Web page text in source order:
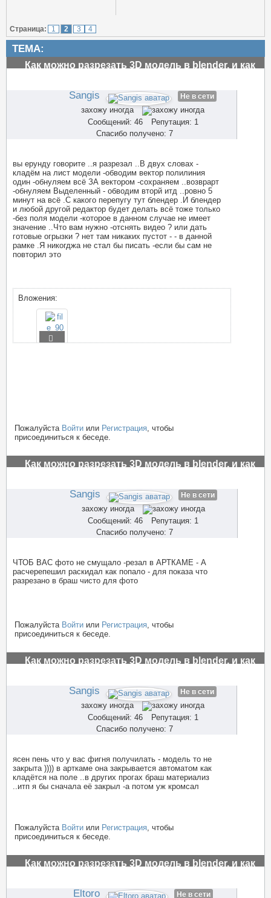
Страница: 1 2 3 4
ТЕМА:
Как можно разрезать 3D модель в blender, и как
Sangis Не в сети
захожу иногда
Сообщений: 46
Репутация: 1
Спасибо получено: 7
вы ерунду говорите ..я разрезал ..В двух словах -
кладём на лист модели -обводим вектор полилиния
один -обнуляем всё ЗА вектором -сохраняем ..возврарт
-обнуляем Выделенный - обводим вторй итд ..ровно 5
минут на всё .С какого перепугу тут блендер .И блендер
и любой другой редактор будет делать всё тоже только
-без поля модели -которое в данном случае не имеет
значение ..Что вам нужно -отснять видео ? или дать
готовые огрызки ? нет там никаких пустот - - в данной
рамке .Я никогджа не стал бы писать -если бы сам не
повторил это
Вложения:
Пожалуйста Войти или Регистрация , чтобы
присоединиться к беседе.
Как можно разрезать 3D модель в blender, и как
Sangis Не в сети
захожу иногда
Сообщений: 46
Репутация: 1
Спасибо получено: 7
ЧТОБ ВАС фото не смущало -резал в АРТКАМЕ - А
расчерепешил раскидал как попало - для показа что
разрезано в браш чисто для фото
Пожалуйста Войти или Регистрация , чтобы
присоединиться к беседе.
Как можно разрезать 3D модель в blender, и как
Sangis Не в сети
захожу иногда
Сообщений: 46
Репутация: 1
Спасибо получено: 7
ясен пень что у вас фигня получилать - модель то не
закрыта )))) в арткаме она закрывается автоматом как
кладётся на поле ..в других прогах браш материализ
..итп я бы сначала её закрыл -а потом уж кромсал
Пожалуйста Войти или Регистрация , чтобы
присоединиться к беседе.
Как можно разрезать 3D модель в blender, и как
Eltoro Не в сети